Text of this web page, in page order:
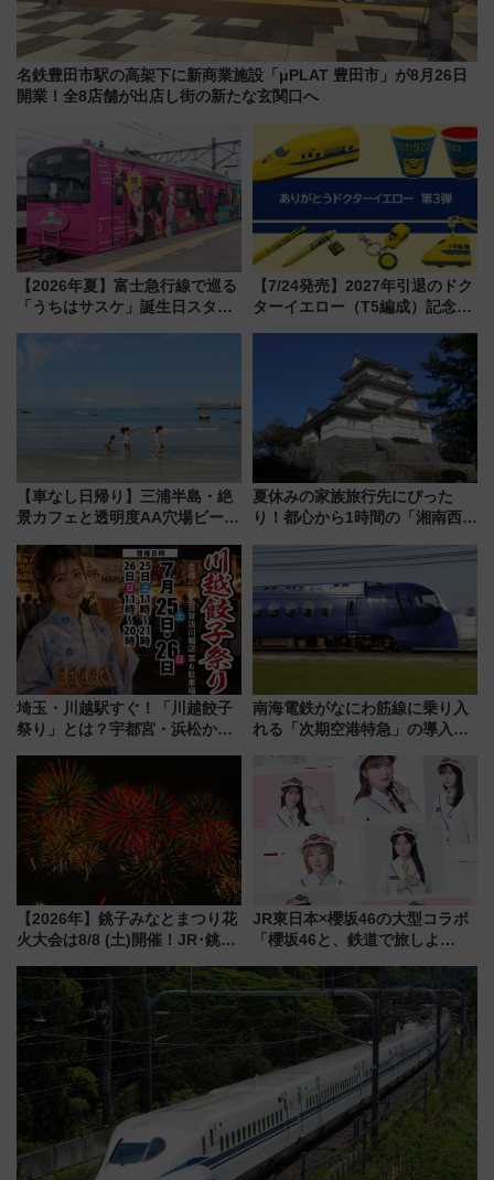
名鉄豊田市駅の高架下に新商業施設「μPLAT 豊田市」が8月26日
開業！全8店舗が出店し街の新たな玄関口へ
【2026年夏】富士急行線で巡る
「うちはサスケ」誕生日スタン
定グルメ＆グッズ徹底ガイド
【7/24発売】2027年引退のドク
ターイエロー（T5編成）記念グ
送の目覚まし時計など通販・販
売店舗まとめ
【車なし日帰り】三浦半島・絶
景カフェと透明度AA穴場ビーチ
用してストレスフリー旅へ行こ
う！
夏休みの家族旅行先にぴった
り！都心から1時間の「湘南西エ
島とは異なる魅力を持つ今夏の
注目スポット
埼玉・川越駅すぐ！「川越餃子
祭り」とは？宇都宮・浜松から
を食べ比べ【7月25日・26日開
催】
南海電鉄がなにわ筋線に乗り入
れる「次期空港特急」の導入を
日本初の鉄道デザイン
【2026年】銚子みなとまつり花
火大会は8/8 (土)開催！JR･銚子
報、利根川に咲く8,000発の大迫
力＆屋台を満喫
JR東日本×櫻坂46の大型コラボ
「櫻坂46と、鉄道で旅しよ
潟・長野・庄内へ